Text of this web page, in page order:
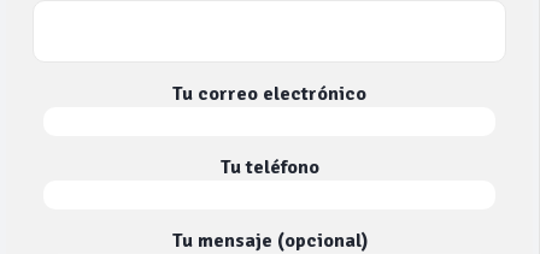
Tu correo electrónico
Tu teléfono
Tu mensaje (opcional)